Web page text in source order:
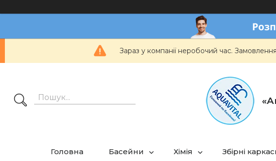
Зараз у компанії неробочий час.
Головна Басейни Хімія Збірні